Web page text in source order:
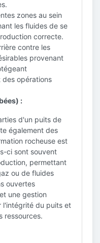
zones au sein
les fluides de se
correcte.
contre les
provenant
des opérations
:
d'un puits de
également des
rocheuse est
ci sont souvent
permettant
ou de fluides
ouvertes
une gestion
l'intégrité du puits et
ressources.